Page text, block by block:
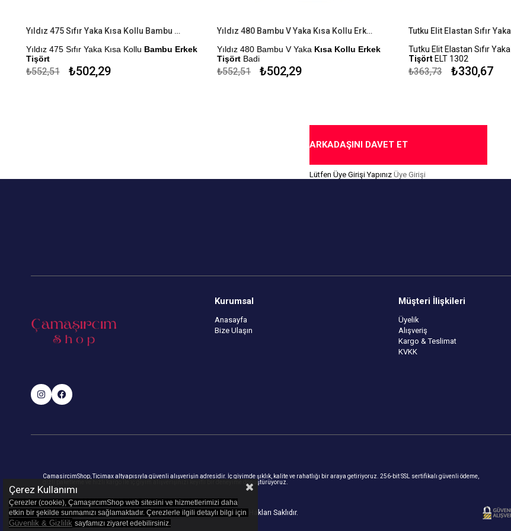
Yıldız 475 Sıfır Yaka Kısa Kollu Bambu Erkek Tişört
Yıldız 475 Sıfır Yaka Kısa Kollu Bambu Erkek
Tişört
Çekmezlik Sanfor Testi Yapılmıştır
₺502,29
₺552,51
Yıldız 480 Bambu V Yaka Kısa Kollu Erkek Tişört Badi
Yıldız 480 Bambu V Yaka Kısa Kollu Erkek
TişörtBadi
Çekmezlik Sanfor Testi Yapılmıştır
₺502,29
₺552,51
Tutku Elit Elastan Sıfır Yaka
TişörtELT 1302
Kapıda Ödeme Seçeneği
₺330,67
₺363,73
ARKADAŞINI DAVET ET
Lütfen Üye Girişi Yapınız Üye Girişi
Kurumsal
Anasayfa
Bize Ulaşın
Müşteri İlişkileri
Üyelik
Alışveriş
Kargo & Teslimat
KVKK
CamasircimShop, Ticimax altyapısıyla güvenli alışverişin adresidir. İç giyimde şıklık, kalite ve rahatlığı bir araya getiriyoruz. 256-bit SSL sertifikalı güvenli ödeme,
gizli paketleme ve hızlı kargo ile iç giyim alışverişinizi keyifli bir deneyime dönüştürüyoruz.
© 2023camasircimshop.com- Tüm Hakları Saklıdır.
Çerez Kullanımı
Çerezler (cookie), ÇamaşırcımShop web sitesini ve hizmetlerimizi daha
etkin bir şekilde sunmamızı sağlamaktadır. Çerezlerle ilgili detaylı bilgi için
Güvenlik & Gizlilik sayfamızı ziyaret edebilirsiniz.